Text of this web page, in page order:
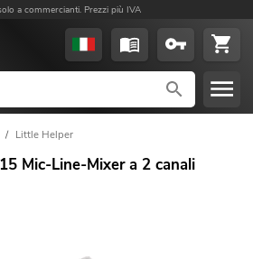
a commercianti. Prezzi più IVA
/ Little Helper
Mic-Line-Mixer a 2 canali